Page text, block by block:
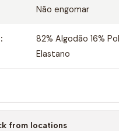
Não engomar
82% Algodão 16%
Elastano
from locations